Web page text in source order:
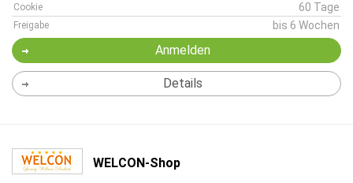
Cookie 60 Tage
Freigabe bis 6 Wochen
Anmelden
Details
WELCON-Shop